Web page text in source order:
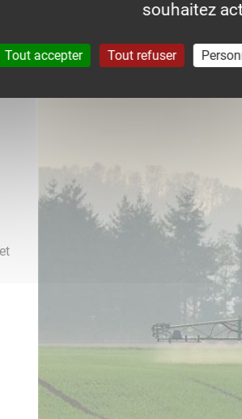
accompagne dans
souhaitez
Tout accepter Tout refuser